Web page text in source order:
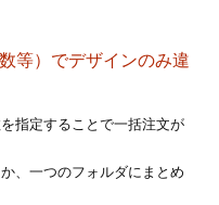
等）でデザインのみ違
指定することで一括注文が
、一つのフォルダにまとめ